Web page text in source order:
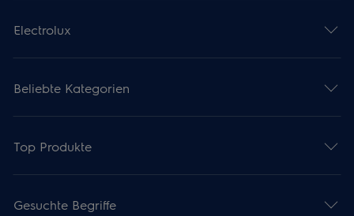
Electrolux
Beliebte Kategorien
Top Produkte
Gesuchte Begriffe